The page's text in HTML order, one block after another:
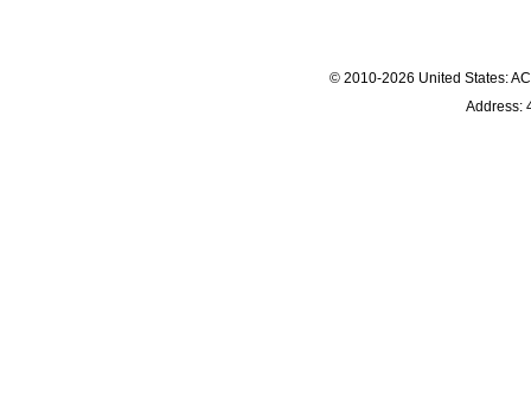
© 2010-2026 United States:
Address: